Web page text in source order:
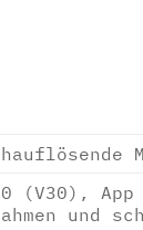
(V30),
und